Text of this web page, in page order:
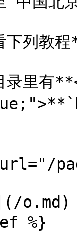
下列教
录里有
](/o.md)
%}